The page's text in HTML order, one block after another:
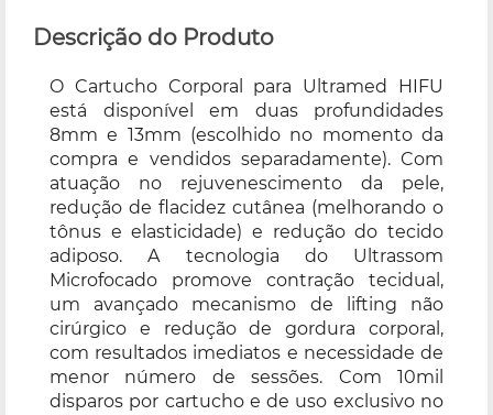
Descrição do Produto
O Cartucho Corporal para Ultramed HIFU
está disponível em duas profundidades
8mm e 13mm (escolhido no momento da
compra e vendidos separadamente). Com
atuação no rejuvenescimento da pele,
redução de flacidez cutânea (melhorando o
tônus e elasticidade) e redução do tecido
adiposo. A tecnologia do Ultrassom
Microfocado promove contração tecidual,
um avançado mecanismo de lifting não
cirúrgico e redução de gordura corporal,
com resultados imediatos e necessidade de
menor número de sessões. Com 10mil
disparos por cartucho e de uso exclusivo no